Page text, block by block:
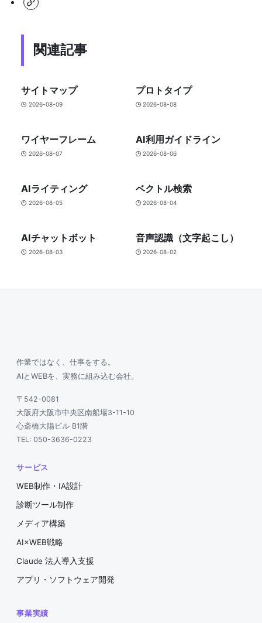
関連記事
サイトマップ
2026-08-09
プロトタイプ
2026-08-08
ワイヤーフレーム
2026-08-07
AI利用ガイドライン
2026-08-06
AIライティング
2026-08-05
ベクトル検索
2026-08-04
AIチャットボット
2026-08-03
音声認識（文字起こし）
2026-08-02
作業ではなく、仕事をする。
AIとWEBを、実務に組み込む会社。
〒542-0081
大阪府大阪市中央区南船場3-11-10
心斎橋大陽ビル B1階
TEL: 050-3636-0223
サービス
WEB制作・IA設計
診断ツール制作
メディア構築
AI×WEB戦略
Claude 法人導入支援
アプリ・ソフトウェア開発
事業実績